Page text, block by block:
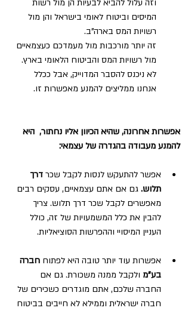
וזה עלול להביא לבעיות הן מול רשות
המיסים וביטוח לאומי בישראל והן מול
רשויות המס בארה"ב.
זה יותר מורכבות מול מעמדכם כעצמאיים
מול רשויות המס והביטוח הלאומי בארץ.
לא ניכנס להסבר המדוייק, אבל ככלל
אנחנו ממליצים להמנע מאפשרות זו.
אפשרות אחרונה, שהיא הכיוון אליו נחתור,  היא
להמנע מעבודה בהגדרה של עצמאי:
אפשר להתעקש לנסות לקבל שכר דרך
תלוש. גם אם אתם עצמאיים, עסקים רבים
מאפשרים לקבל שכר דרך תלוש. צריך
להבין את כלל המשמעויות של זה, כולל
העניין המיסויי וההפרשות הסוציאליות.
אפשרות עוד יותר טובה היא לפתוח חברה
בע"מ ולקבל ממנה משכורת. גם אם
החברה שלכם, אתם מוגדרים כשכירים של
חברה ישראלית וממילא לא חייבים בביטוח